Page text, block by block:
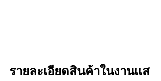
รายละเอียดสินค้าในงานเเส